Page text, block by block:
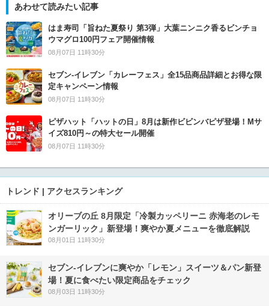
あわせて読みたい記事
はま寿司「旨ねた夏祭り 第3弾」大葉ニンニク香るビンチョ
ウマグロ100円フェア開催情報
08月07日 11時30分
セブン‐イレブン「カレーフェス」全15品商品詳細とお得な限
定キャンペーン情報
08月07日 11時30分
ピザハット「ハットの日」8月は新作ビビンバピザ登場！Mサ
イズ810円～の特大セール開催
08月07日 11時30分
トレンド | アクセスランキング
オリーブの丘 8月限定「冷製カッペリーニ 赤海老のレモ
ンガーリック」新登場！爽やか夏メニューを徹底解説
08月01日 11時30分
セブン‐イレブンに爽やか「レモン」スイーツ＆パン新登
場！夏に食べたい限定商品をチェック
08月03日 11時30分